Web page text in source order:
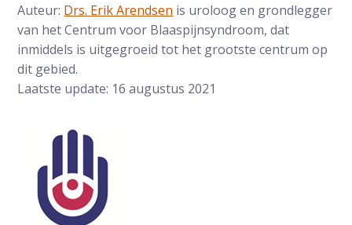
Auteur: Drs. Erik Arendsen is uroloog en grondlegger
van het Centrum voor Blaaspijnsyndroom, dat
inmiddels is uitgegroeid tot het grootste centrum op
dit gebied.
Laatste update: 16 augustus 2021